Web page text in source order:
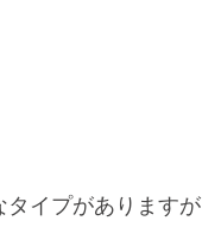
タイプがありますが